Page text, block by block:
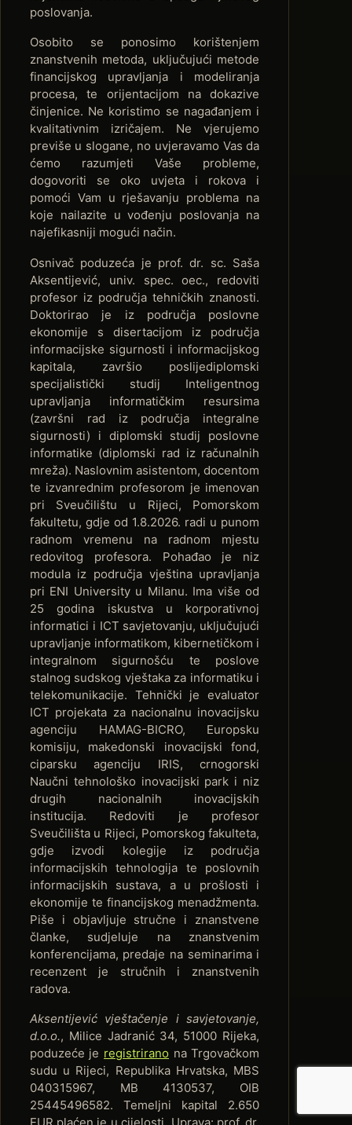
poslovanja.
Osobito se ponosimo korištenjem
znanstvenih metoda, uključujući metode
financijskog upravljanja i modeliranja
procesa, te orijentacijom na dokazive
činjenice. Ne koristimo se nagađanjem i
kvalitativnim izričajem. Ne vjerujemo
previše u slogane, no uvjeravamo Vas da
ćemo razumjeti Vaše probleme,
dogovoriti se oko uvjeta i rokova i
pomoći Vam u rješavanju problema na
koje nailazite u vođenju poslovanja na
najefikasniji mogući način.
Osnivač poduzeća je prof. dr. sc. Saša
Aksentijević, univ. spec. oec., redoviti
profesor iz područja tehničkih znanosti.
Doktorirao je iz područja poslovne
ekonomije s disertacijom iz područja
informacijske sigurnosti i informacijskog
kapitala, završio poslijediplomski
specijalistički studij Inteligentnog
upravljanja informatičkim resursima
(završni rad iz područja integralne
sigurnosti) i diplomski studij poslovne
informatike (diplomski rad iz računalnih
mreža). Naslovnim asistentom, docentom
te izvanrednim profesorom je imenovan
pri Sveučilištu u Rijeci, Pomorskom
fakultetu, gdje od 1.8.2026. radi u punom
radnom vremenu na radnom mjestu
redovitog profesora. Pohađao je niz
modula iz područja vještina upravljanja
pri ENI University u Milanu. Ima više od
25 godina iskustva u korporativnoj
informatici i ICT savjetovanju, uključujući
upravljanje informatikom, kibernetičkom i
integralnom sigurnošću te poslove
stalnog sudskog vještaka za informatiku i
telekomunikacije. Tehnički je evaluator
ICT projekata za nacionalnu inovacijsku
agenciju HAMAG-BICRO, Europsku
komisiju, makedonski inovacijski fond,
ciparsku agenciju IRIS, crnogorski
Naučni tehnološko inovacijski park i niz
drugih nacionalnih inovacijskih
institucija. Redoviti je profesor
Sveučilišta u Rijeci, Pomorskog fakulteta,
gdje izvodi kolegije iz područja
informacijskih tehnologija te poslovnih
informacijskih sustava, a u prošlosti i
ekonomije te financijskog menadžmenta.
Piše i objavljuje stručne i znanstvene
članke, sudjeluje na znanstvenim
konferencijama, predaje na seminarima i
recenzent je stručnih i znanstvenih
radova.
Aksentijević vještačenje i savjetovanje,
d.o.o., Milice Jadranić 34, 51000 Rijeka,
poduzeće je registrirano na Trgovačkom
sudu u Rijeci, Republika Hrvatska, MBS
040315967, MB 4130537, OIB
25445496582. Temeljni kapital 2.650